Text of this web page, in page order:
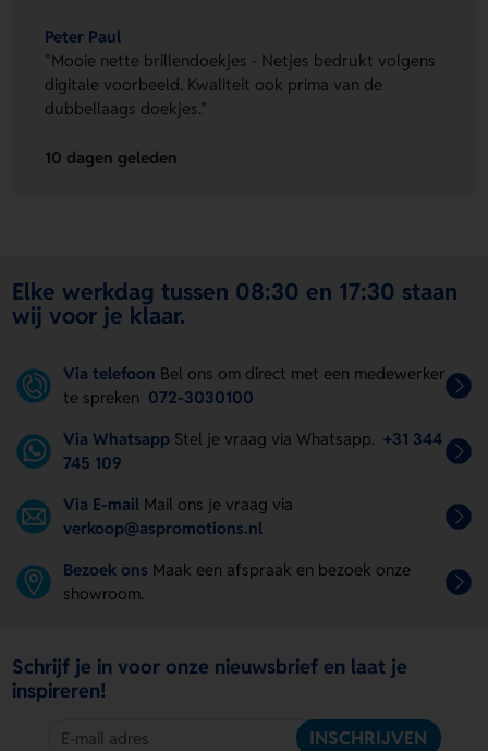
Peter Paul
"Mooie nette brillendoekjes - Netjes bedrukt volgens
digitale voorbeeld. Kwaliteit ook prima van de
dubbellaags doekjes."
10 dagen geleden
Elke werkdag tussen 08:30 en 17:30 staan
wij voor je klaar.
Via telefoon Bel ons om direct met een medewerker
te spreken 072-3030100
Via Whatsapp Stel je vraag via Whatsapp. +31 344
745 109
Via E-mail Mail ons je vraag via
verkoop@aspromotions.nl
Bezoek ons Maak een afspraak en bezoek onze
showroom.
Schrijf je in voor onze nieuwsbrief en laat je
inspireren!
INSCHRIJVEN